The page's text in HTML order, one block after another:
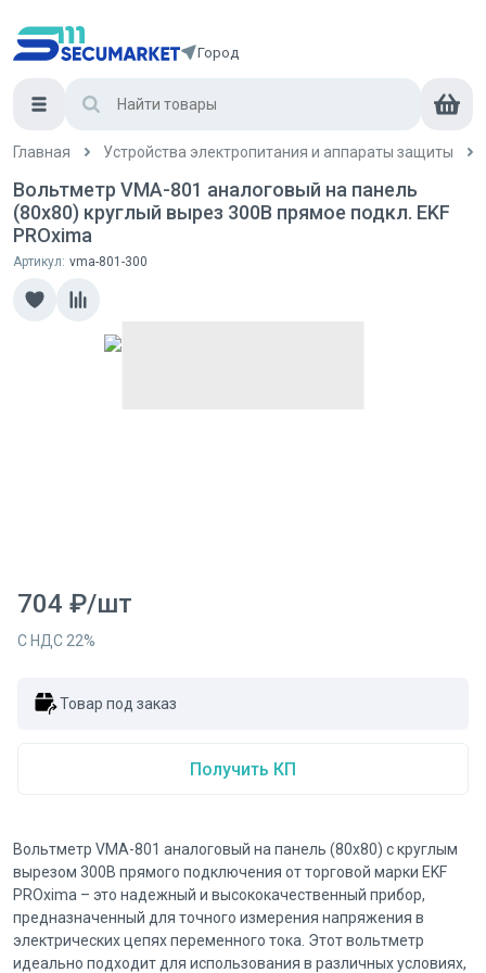
Город
Главная Устройства электропитания и аппараты защиты
Вольтметр VMA-801 аналоговый на панель
(80х80) круглый вырез 300В прямое подкл. EKF
PROxima
Артикул: vma-801-300
704 ₽/шт
С НДС 22%
Товар под заказ
Получить КП
Вольтметр VMA-801 аналоговый на панель (80х80) с круглым
вырезом 300В прямого подключения от торговой марки EKF
PROxima – это надежный и высококачественный прибор,
предназначенный для точного измерения напряжения в
электрических цепях переменного тока. Этот вольтметр
идеально подходит для использования в различных условиях,